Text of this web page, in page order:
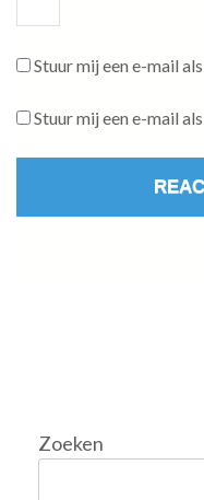
Stuur mij een e-mail
Stuur mij een e-mail
Zoeken